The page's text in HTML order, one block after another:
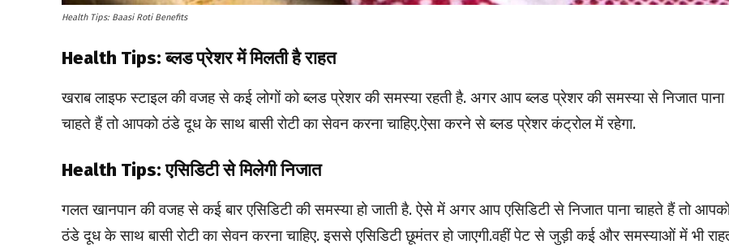
Health Tips: Baasi Roti Benefits
Health Tips: ब्लड प्रेशर में मिलती है राहत
खराब लाइफ स्टाइल की वजह से कई लोगों को ब्लड प्रेशर की समस्या रहती है. अगर आप ब्लड प्रेशर की समस्या से निजात पाना
चाहते हैं तो आपको ठंडे दूध के साथ बासी रोटी का सेवन करना चाहिए.ऐसा करने से ब्लड प्रेशर कंट्रोल में रहेगा.
Health Tips: एसिडिटी से मिलेगी निजात
गलत खानपान की वजह से कई बार एसिडिटी की समस्या हो जाती है. ऐसे में अगर आप एसिडिटी से निजात पाना चाहते हैं तो
ठंडे दूध के साथ बासी रोटी का सेवन करना चाहिए. इससे एसिडिटी छूमंतर हो जाएगी.वहीं पेट से जुड़ी कई और समस्याओं में भी